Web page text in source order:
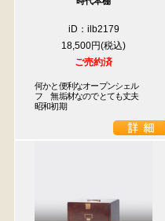
iD：ilb2179
18,500円
ご売約済
何かと便利なオープンシェル
フ　無垢材なのでとても丈夫
昭和初期
人気の
箪笥 2990